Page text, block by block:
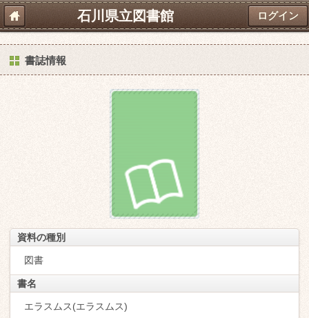
石川県立図書館 ログイン
書誌情報
資料の種別
図書
書名
エラスムス(エラスムス)